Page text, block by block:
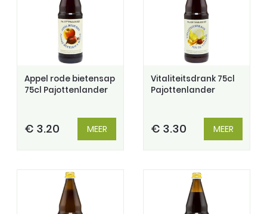
Appel rode bietensap
75cl Pajottenlander
€ 3.20 MEER
Vitaliteitsdrank 75cl
Pajottenlander
€ 3.30 MEER